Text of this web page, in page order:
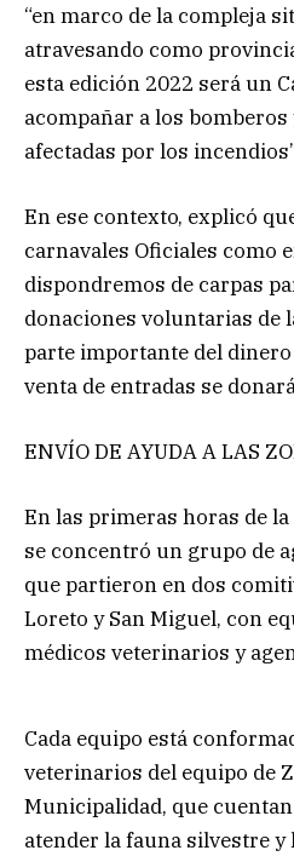
“en marco de la compleja
atravesando como
esta edición 2022 será un
acompañar a los bomberos
afectadas por los
En ese contexto, explicó
carnavales Oficiales como
dispondremos de carpas
donaciones voluntarias de
parte importante del
venta de entradas se
ENVÍO DE AYUDA A LAS
En las primeras horas de
se concentró un grupo de
que partieron en dos
Loreto y San Miguel, con
médicos veterinarios y
Cada equipo está
veterinarios del equipo de
Municipalidad, que
atender la fauna silvestre y